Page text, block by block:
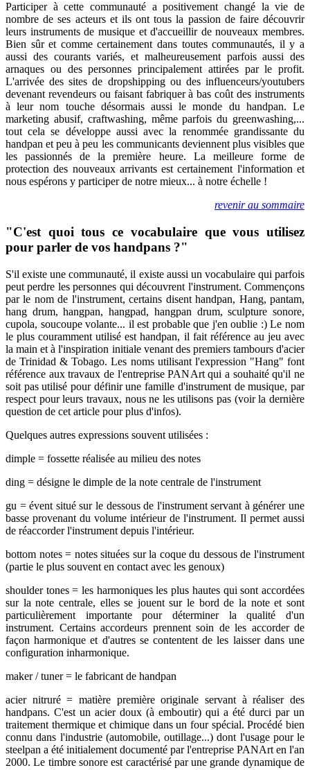
Participer à cette communauté a positivement changé la vie de
nombre de ses acteurs et ils ont tous la passion de faire découvrir
leurs instruments de musique et d'accueillir de nouveaux membres.
Bien sûr et comme certainement dans toutes communautés, il y a
aussi des courants variés, et malheureusement parfois aussi des
arnaques ou des personnes principalement attirées par le profit.
L'arrivée des sites de dropshipping ou des influenceurs/youtubers
devenant revendeurs ou faisant fabriquer à bas coût des instruments
à leur nom touche désormais aussi le monde du handpan. Le
marketing abusif, craftwashing, même parfois du greenwashing,...
tout cela se développe aussi avec la renommée grandissante du
handpan et peu à peu les communicants deviennent plus visibles que
les passionnés de la première heure. La meilleure forme de
protection des nouveaux arrivants est certainement l'information et
nous espérons y participer de notre mieux... à notre échelle !
revenir au sommaire
"C'est quoi tous ce vocabulaire que vous utilisez
pour parler de vos handpans ?"
S'il existe une communauté, il existe aussi un vocabulaire qui parfois
peut perdre les personnes qui découvrent l'instrument. Commençons
par le nom de l'instrument, certains disent handpan, Hang, pantam,
hang drum, hangpan, hangpad, hangpan drum, sculpture sonore,
cupola, soucoupe volante... il est probable que j'en oublie :) Le nom
le plus couramment utilisé est handpan, il fait référence au jeu avec
la main et à l'inspiration initiale venant des premiers tambours d'acier
de Trinidad & Tobago. Les noms utilisant l'expression "Hang" font
référence aux travaux de l'entreprise PANArt qui a souhaité qu'il ne
soit pas utilisé pour définir une famille d'instrument de musique, par
respect pour leurs travaux, nous ne les utilisons pas (voir la dernière
question de cet article pour plus d'infos).
Quelques autres expressions souvent utilisées :
dimple = fossette réalisée au milieu des notes
ding = désigne le dimple de la note centrale de l'instrument
gu = évent situé sur le dessous de l'instrument servant à générer une
basse provenant du volume intérieur de l'instrument. Il permet aussi
de réaccorder l'instrument depuis l'intérieur.
bottom notes = notes situées sur la coque du dessous de l'instrument
(partie le plus souvent en contact avec les genoux)
shoulder tones = les harmoniques les plus hautes qui sont accordées
sur la note centrale, elles se jouent sur le bord de la note et sont
particulièrement importante pour déterminer la qualité d'un
instrument. Certains accordeurs prennent soin de les accorder de
façon harmonique et d'autres se contentent de les laisser dans une
configuration inharmonique.
maker / tuner = le fabricant de handpan
acier nitruré = matière première originale servant à réaliser des
handpans. C'est un acier doux (à emboutir) qui a été durci par un
traitement thermique et chimique dans un four spécial. Procédé bien
connu dans l'industrie (automobile, outillage...) dont l'usage pour le
steelpan a été initialement documenté par l'entreprise PANArt en l'an
2000. Le timbre sonore est caractérisé par une grande dynamique de